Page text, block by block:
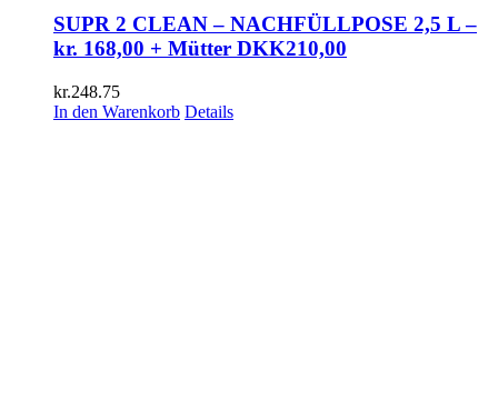
SUPR 2 CLEAN – NACHFÜLLPOSE 2,5 L –
kr. 168,00 + Mütter DKK210,00
kr.248.75
In den Warenkorb Details